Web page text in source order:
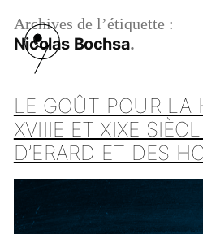
Archives de l’étiquette :
Nicolas Bochsa
LE GOÛT POUR LA
XVIIIE ET XIXE
D’ERARD ET DES